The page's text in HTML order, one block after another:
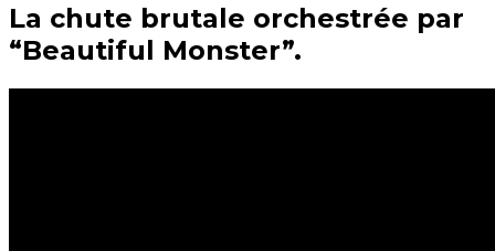
La chute brutale orchestrée par
“Beautiful Monster”.